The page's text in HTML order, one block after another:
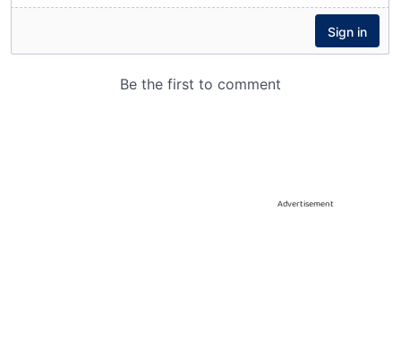
Advertisement